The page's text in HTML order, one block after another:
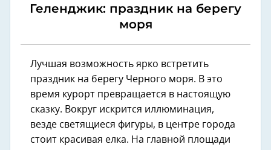
Геленджик: праздник на берегу
моря
Лучшая возможность ярко встретить
праздник на берегу Черного моря. В это
время курорт превращается в настоящую
сказку. Вокруг искрится иллюминация,
везде светящиеся фигуры, в центре города
стоит красивая елка. На главной площади